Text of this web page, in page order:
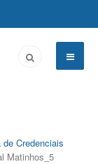
de Credenciais
Matinhos_5